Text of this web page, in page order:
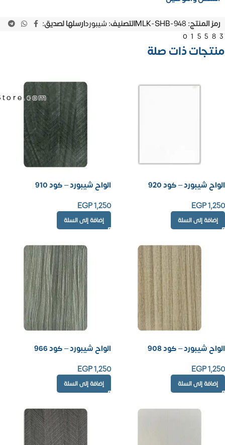
رمز المنتج: MLK-SHB-948التصنيف: شيبوردارسلها لصديق:
منتجات ذات صلة
الواح شيبورد – كود 920
EGP1,250
إضافة إلى السلة
الواح شيبورد – كود 910
EGP1,250
إضافة إلى السلة
الواح شيبورد – كود 908
EGP1,250
إضافة إلى السلة
الواح شيبورد – كود 966
EGP1,250
إضافة إلى السلة